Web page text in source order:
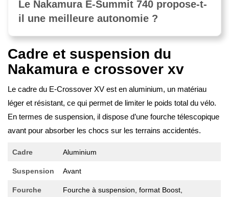
Le Nakamura E-Summit 740 propose-t-
il une meilleure autonomie ?
Cadre et suspension du
Nakamura e crossover xv
Le cadre du E-Crossover XV est en aluminium, un matériau
léger et résistant, ce qui permet de limiter le poids total du vélo.
En termes de suspension, il dispose d’une fourche télescopique
avant pour absorber les chocs sur les terrains accidentés.
Cadre Aluminium
Suspension Avant
Fourche
Fourche à suspension, format Boost,